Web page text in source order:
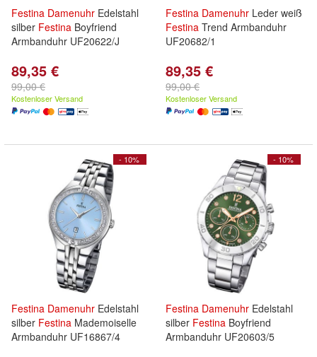
Festina Damenuhr Edelstahl
silber Festina Boyfriend
Armbanduhr UF20622/J
89,35 €
99,00 €
Kostenloser Versand
Festina Damenuhr Leder weiß
Festina Trend Armbanduhr
UF20682/1
89,35 €
99,00 €
Kostenloser Versand
- 10%
Festina Damenuhr Edelstahl
silber Festina Mademoiselle
Armbanduhr UF16867/4
- 10%
Festina Damenuhr Edelstahl
silber Festina Boyfriend
Armbanduhr UF20603/5